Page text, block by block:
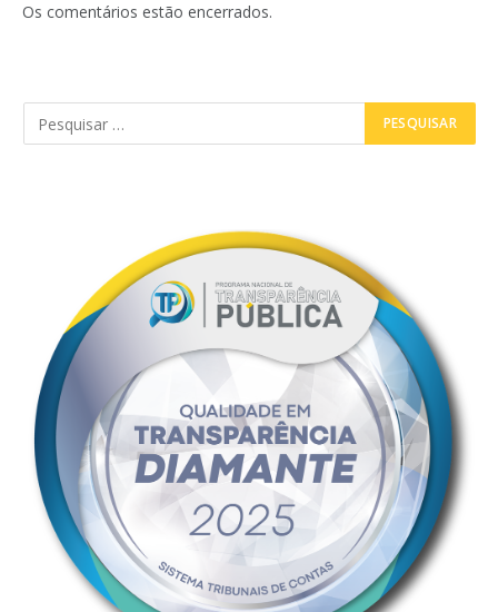
Os comentários estão encerrados.